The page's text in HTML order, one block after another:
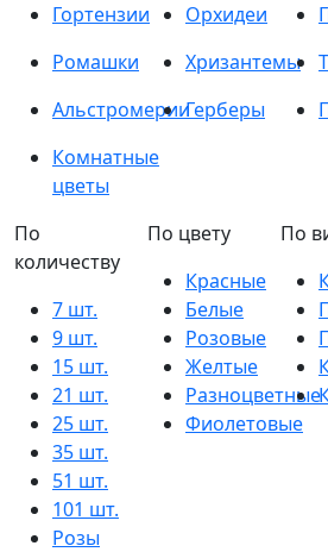
Гортензии
Орхидеи
Ромашки
Хризантемы
АльстромерииГерберы
Комнатные
цветы
По
количеству
7 шт.
9 шт.
15 шт.
21 шт.
25 шт.
35 шт.
51 шт.
101 шт.
Розы
По цвету
Красные
Белые
Розовые
Желтые
Разноцветные
Фиолетовые
По